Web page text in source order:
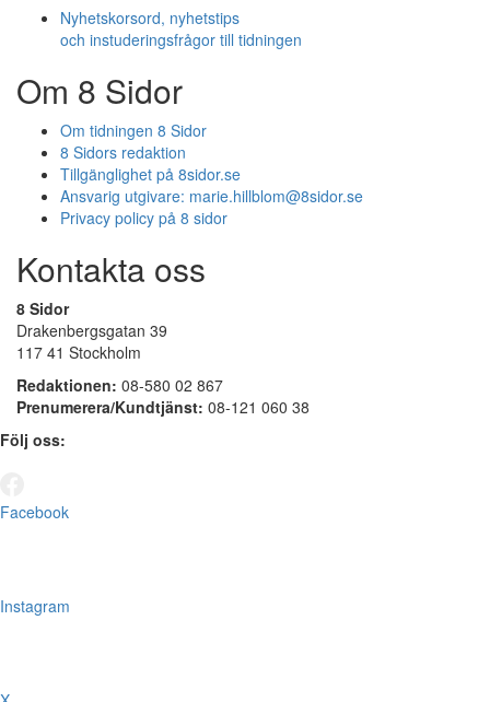
Nyhetskorsord, nyhetstips
och instuderingsfrågor till tidningen
Om 8 Sidor
Om tidningen 8 Sidor
8 Sidors redaktion
Tillgänglighet på 8sidor.se
Ansvarig utgivare: marie.hillblom@8sidor.se
Privacy policy på 8 sidor
Kontakta oss
8 Sidor
Drakenbergsgatan 39
117 41 Stockholm
Redaktionen: 08-580 02 867
Prenumerera/Kundtjänst: 08-121 060 38
Följ oss:
Facebook
Instagram